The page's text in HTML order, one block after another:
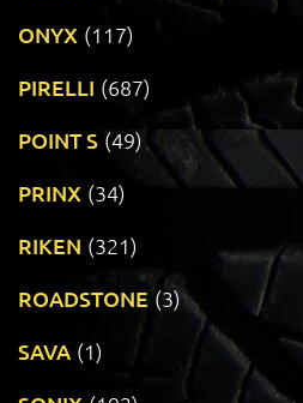
ONYX (117)
PIRELLI (687)
POINT S (49)
PRINX (34)
RIKEN (321)
ROADSTONE (3)
SAVA (1)